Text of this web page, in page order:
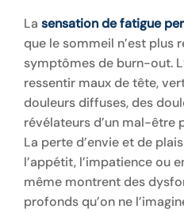
La sensation de fatigue
que le sommeil n’est plus
symptômes de burn-out.
ressentir maux de tête,
douleurs diffuses, des
révélateurs d’un mal-être
La perte d’envie et de
l’appétit, l’impatience ou
même montrent des
profonds qu’on ne